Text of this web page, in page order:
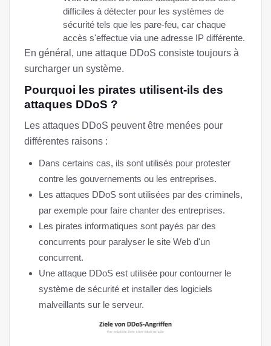
difficiles à détecter pour les systèmes de
sécurité tels que les pare-feu, car chaque
accès s'effectue via une adresse IP différente.
En général, une attaque DDoS consiste toujours à
surcharger un système.
Pourquoi les pirates utilisent-ils des
attaques DDoS ?
Les attaques DDoS peuvent être menées pour
différentes raisons :
Dans certains cas, ils sont utilisés pour protester
contre les gouvernements ou les entreprises.
Les attaques DDoS sont utilisées par des criminels,
par exemple pour faire chanter des entreprises.
Les pirates informatiques sont payés par des
concurrents pour paralyser le site Web d'un
concurrent.
Une attaque DDoS est utilisée pour contourner le
système de sécurité et installer des logiciels
malveillants sur le serveur.